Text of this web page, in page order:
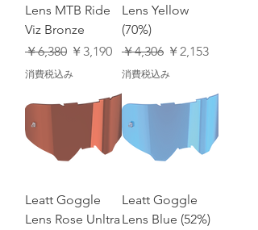
Lens MTB Ride
Viz Bronze
通常価格
￥6,380 セール価格
￥3,190
消費税込み
Lens Yellow
(70%)
通常価格
￥4,306 セール価格
￥2,153
消費税込み
Leatt Goggle
Lens Rose Unltra
Leatt Goggle
Lens Blue (52%)